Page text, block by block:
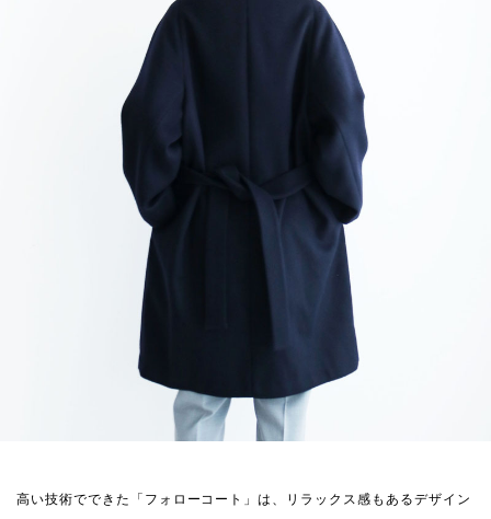
高い技術でできた「フォローコート」は、リラックス感もあるデザイン